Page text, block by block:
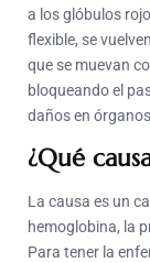
a los glóbulos
flexible, se
que se muevan
bloqueando el
daños en
¿Qué
La causa es un
hemoglobina, la
Para tener la